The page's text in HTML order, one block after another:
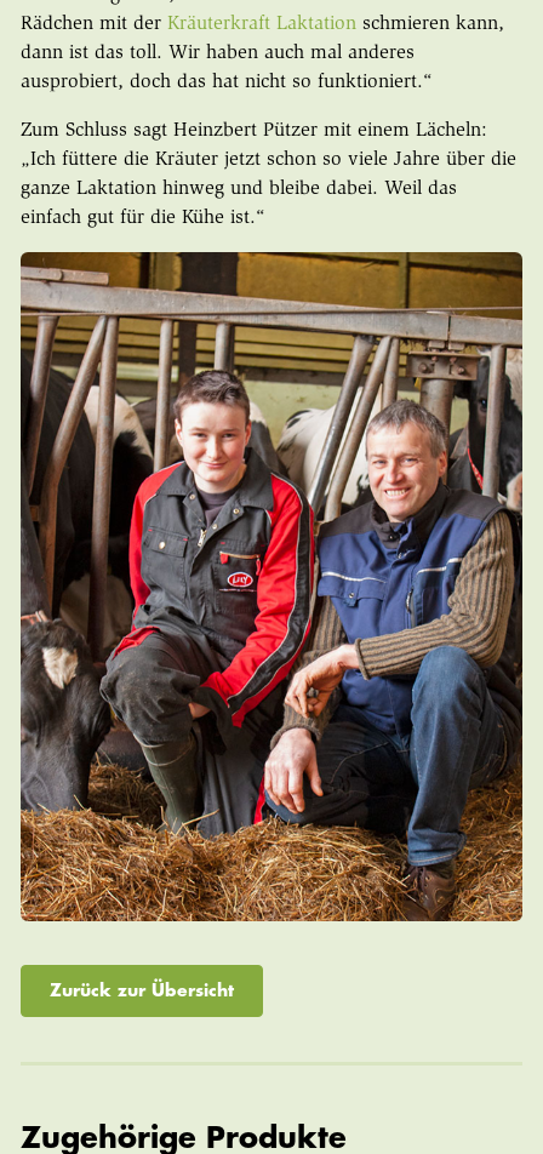
Rädchen mit der Kräuterkraft Laktationschmieren kann,
dann ist das toll. Wir haben auch mal anderes
ausprobiert, doch das hat nicht so funktioniert.“
Zum Schluss sagt Heinzbert Pützer mit einem Lächeln:
„Ich füttere die Kräuter jetzt schon so viele Jahre über die
ganze Laktation hinweg und bleibe dabei. Weil das
einfach gut für die Kühe ist.“
Zurück zur Übersicht
Zugehörige Produkte